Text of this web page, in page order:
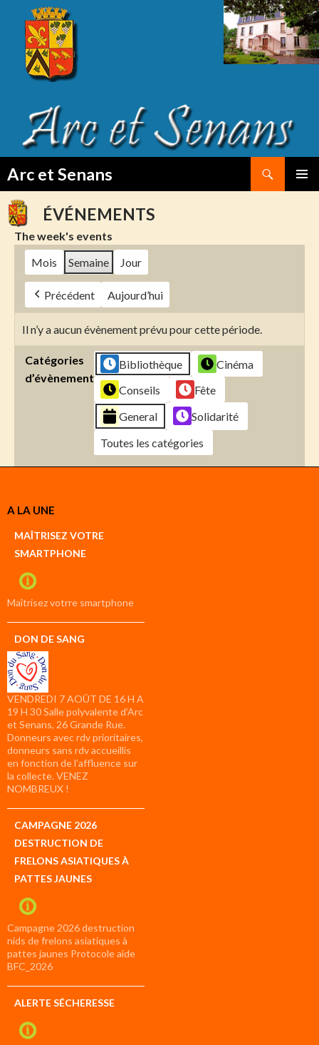
Arc et Senans
TO
CONTENTÉVÉNEMENTS
The week's events
Mois
Semaine Jour
Précédent Aujourd’hui
Il n’y a aucun évènement prévu pour cette période.
Catégories
d’évènement
Bibliothèque
Cinéma
Conseils
Fête
General
Solidarité
Toutes les catégories
Créer
compte
compte
A LA UNE
MAÎTRISEZ VOTRE
SMARTPHONE
Maîtrisez votrre smartphone
DON DE SANG
VENDREDI 7 AOÛT DE 16 H A
19 H 30 Salle polyvalente d’Arc
et Senans, 26 Grande Rue.
Donneurs avec rdv prioritaires,
donneurs sans rdv accueillis
en fonction de l’affluence sur
la collecte. VENEZ
NOMBREUX !
CAMPAGNE 2026
DESTRUCTION DE
FRELONS ASIATIQUES À
PATTES JAUNES
Campagne 2026 destruction
nids de frelons asiatiques à
pattes jaunes Protocole aide
BFC_2026
ALERTE SÉCHERESSE